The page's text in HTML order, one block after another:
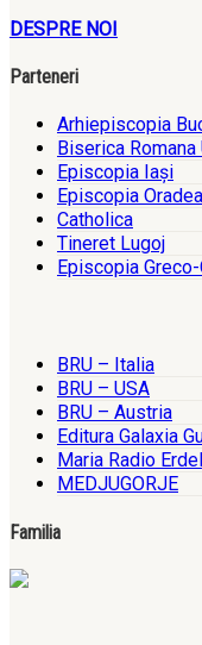
DESPRE NOI
Parteneri
Arhiepiscopia
Biserica Romana
Episcopia Iaşi
Episcopia Oradea
Catholica
Tineret Lugoj
Episcopia
BRU – Italia
BRU – USA
BRU – Austria
Editura Galaxia
Maria Radio
MEDJUGORJE
Familia